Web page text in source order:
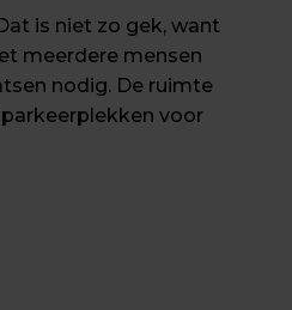
is niet zo gek, want
meerdere mensen
nodig. De ruimte
voor